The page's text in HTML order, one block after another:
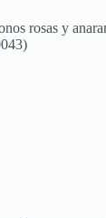
rosas y